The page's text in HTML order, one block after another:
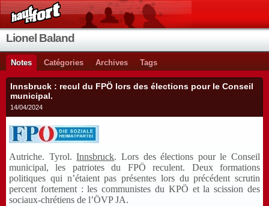
Lionel Baland
Notes Catégories Archives Tags
Innsbruck : recul du FPÖ lors des élections pour le Conseil
municipal.
14/04/2024
Autriche. Tyrol.Innsbruck. Lors des élections pour le Conseil
municipal, les patriotes du FPÖ reculent. Deux formations
politiques qui n’étaient pas présentes lors du précédent scrutin
percent fortement : les communistes du KPÖ et la scission des
sociaux-chrétiens de l’ÖVP JA.